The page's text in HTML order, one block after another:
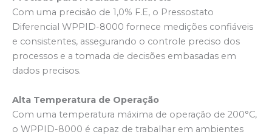
Com uma precisão de 1,0% F.E, o Pressostato
Diferencial WPPID-8000 fornece medições confiáveis
e consistentes, assegurando o controle preciso dos
processos e a tomada de decisões embasadas em
dados precisos.
Alta Temperatura de Operação
Com uma temperatura máxima de operação de 200°C,
o WPPID-8000 é capaz de trabalhar em ambientes